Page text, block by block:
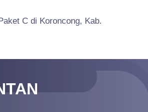
C di Koroncong, Kab.